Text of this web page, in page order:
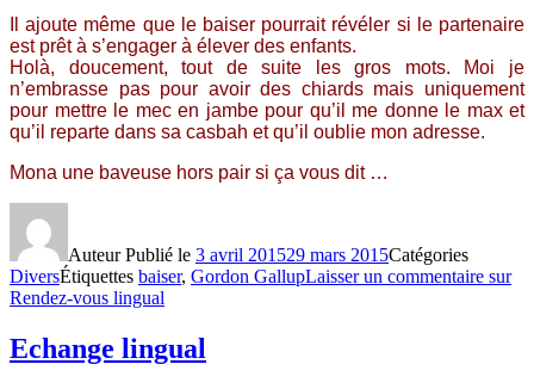
Il ajoute même que le baiser pourrait révéler si le partenaire
est prêt à s’engager à élever des enfants.
Holà, doucement, tout de suite les gros mots. Moi je
n’embrasse pas pour avoir des chiards mais uniquement
pour mettre le mec en jambe pour qu’il me donne le max et
qu’il reparte dans sa casbah et qu’il oublie mon adresse.
Mona une baveuse hors pair si ça vous dit …
AuteurPublié le 3 avril 201529 mars 2015Catégories
DiversÉtiquettes baiser, Gordon GallupLaisser un commentaire sur
Rendez-vous lingual
Echange lingual